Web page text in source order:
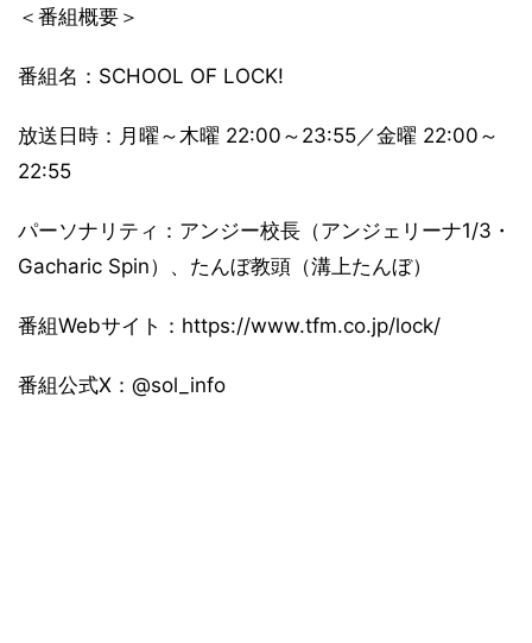
＜番組概要＞
番組名：SCHOOL OF LOCK!
放送日時：月曜～木曜 22:00～23:55／金曜 22:00～
22:55
パーソナリティ：アンジー校長（アンジェリーナ1/3・
Gacharic Spin）、たんぼ教頭（溝上たんぼ）
番組Webサイト：https://www.tfm.co.jp/lock/
番組公式X：@sol_info